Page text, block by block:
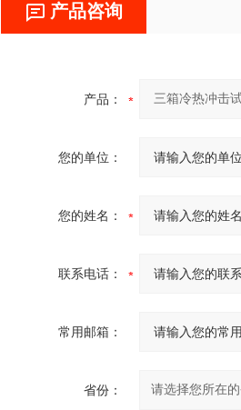
产品咨询
产品：
您的单位：
您的姓名：
联系电话：
常用邮箱：
省份：